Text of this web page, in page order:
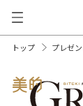
トップ プレゼ